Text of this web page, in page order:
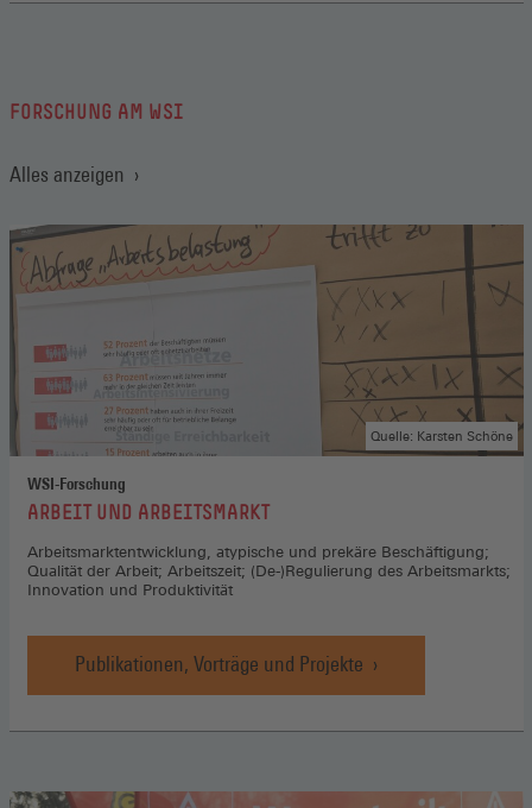
FORSCHUNG AM WSI
Alles anzeigen
WSI-Forschung
:ARBEIT UND ARBEITSMARKT
Arbeitsmarktentwicklung, atypische und prekäre Beschäftigung;
Qualität der Arbeit; Arbeitszeit; (De-)Regulierung des Arbeitsmarkts;
Innovation und Produktivität
Quelle: Karsten Schöne
Publikationen, Vorträge und Projekte